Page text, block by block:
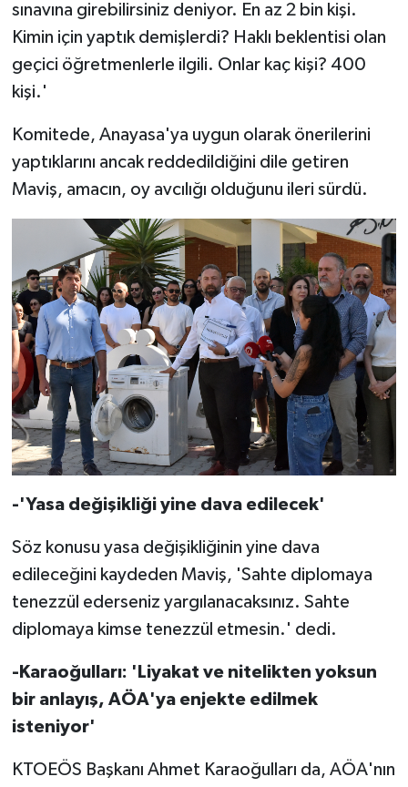
sınavına girebilirsiniz deniyor. En az 2 bin kişi.
Kimin için yaptık demişlerdi? Haklı beklentisi olan
geçici öğretmenlerle ilgili. Onlar kaç kişi? 400
kişi.'
Komitede, Anayasa'ya uygun olarak önerilerini
yaptıklarını ancak reddedildiğini dile getiren
Maviş, amacın, oy avcılığı olduğunu ileri sürdü.
-'Yasa değişikliği yine dava edilecek'
Söz konusu yasa değişikliğinin yine dava
edileceğini kaydeden Maviş, 'Sahte diplomaya
tenezzül ederseniz yargılanacaksınız. Sahte
diplomaya kimse tenezzül etmesin.' dedi.
-Karaoğulları: 'Liyakat ve nitelikten yoksun
bir anlayış, AÖA'ya enjekte edilmek
isteniyor'
KTOEÖS Başkanı Ahmet Karaoğulları da, AÖA'nın